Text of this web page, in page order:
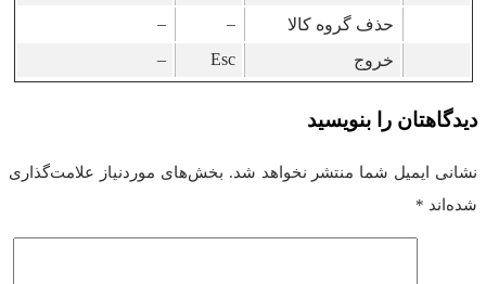
حذف گروه کالا –
–
خروج
Esc
–
دیدگاهتان را بنویسید
نشانی ایمیل شما منتشر نخواهد شد. بخش‌های موردنیاز علامت‌گذاری
شده‌اند *